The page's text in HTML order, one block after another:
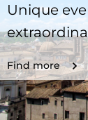
Unique
Find more